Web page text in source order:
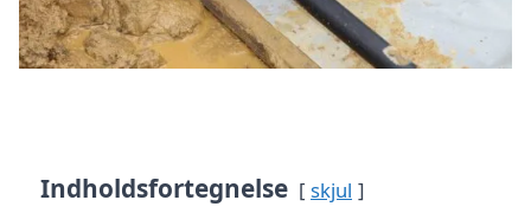
Indholdsfortegnelse skjul